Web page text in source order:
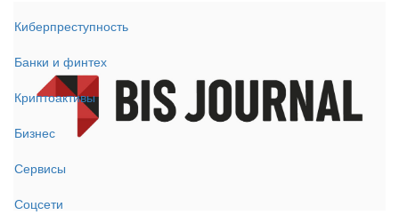
Киберпреступность
Банки и финтех
Криптоактивы
Бизнес
Сервисы
Соцсети